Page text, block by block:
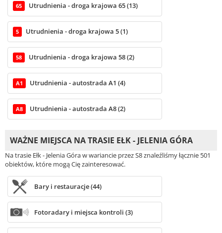
65 Utrudnienia - droga krajowa 65 (13)
5 Utrudnienia - droga krajowa 5 (1)
58 Utrudnienia - droga krajowa 58 (2)
A1 Utrudnienia - autostrada A1 (4)
A8 Utrudnienia - autostrada A8 (2)
WAŻNE MIEJSCA NA TRASIE EŁK - JELENIA GÓRA
Na trasie Ełk - Jelenia Góra w wariancie przez S8 znaleźliśmy łącznie 501
obiektów, które mogą Cię zainteresować.
Bary i restauracje (44)
Fotoradary i miejsca kontroli (3)